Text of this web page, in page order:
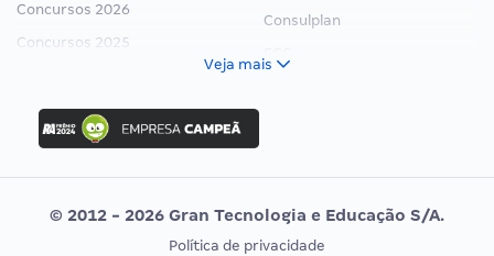
Concursos 2026
Concursos 2025
Concurso Ibama
Concurso MPU
Editais publicados
Consulplan
Vunesp
Veja mais
© 2012 - 2026 Gran Tecnologia e Educação S/A.
Política de privacidade